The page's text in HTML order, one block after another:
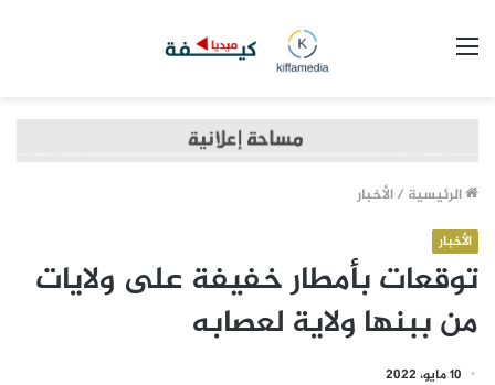
الرئيسية /الأخبار
الأخبار
توقعات بأمطار خفيفة على ولايات
من ببنها ولاية لعصابه
10 مايو، 2022